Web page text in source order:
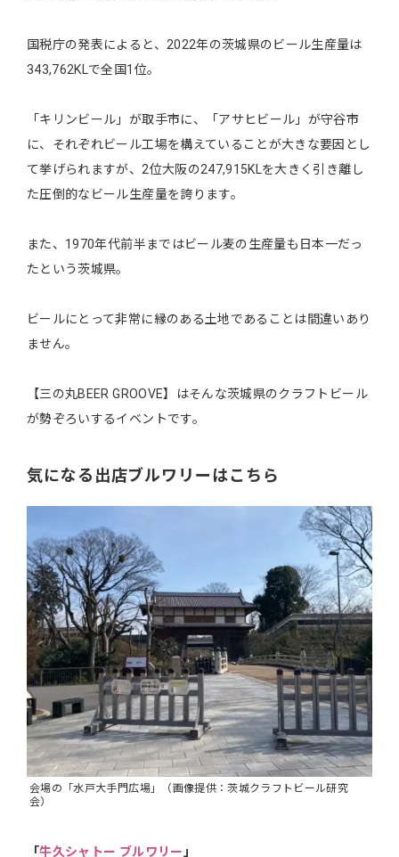
国税庁の発表によると、2022年の茨城県のビール生産量は
343,762KLで全国1位。
「キリンビール」が取手市に、「アサヒビール」が守谷市
に、それぞれビール工場を構えていることが大きな要因とし
て挙げられますが、2位大阪の247,915KLを大きく引き離し
た圧倒的なビール生産量を誇ります。
また、1970年代前半まではビール麦の生産量も日本一だっ
たという茨城県。
ビールにとって非常に縁のある土地であることは間違いあり
ません。
【三の丸BEER GROOVE】はそんな茨城県のクラフトビール
が勢ぞろいするイベントです。
気になる出店ブルワリーはこちら
会場の「水戸大手門広場」（画像提供：茨城クラフトビール研究
会）
「牛久シャトー ブルワリー 」